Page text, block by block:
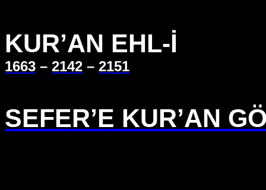
KUR’AN EHL-İ
1663 – 2142 – 2151
SEFER’E KUR’AN